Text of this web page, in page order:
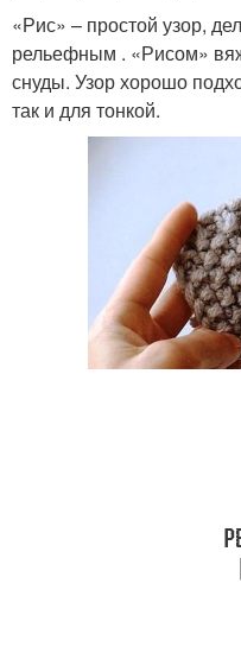
«Рис» – простой узор,
рельефным . «Рисом»
снуды. Узор хорошо
так и для тонкой.